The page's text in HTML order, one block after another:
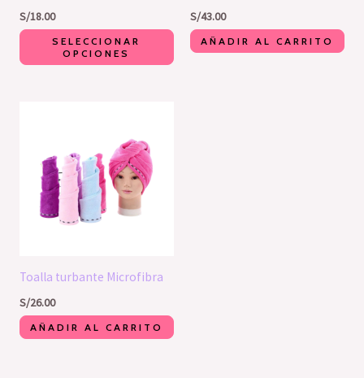
S/18.00
SELECCIONAR
OPCIONES
en
S/43.00
AÑADIR AL CARRITO
Toalla turbante Microfibra
S/26.00
AÑADIR AL CARRITO